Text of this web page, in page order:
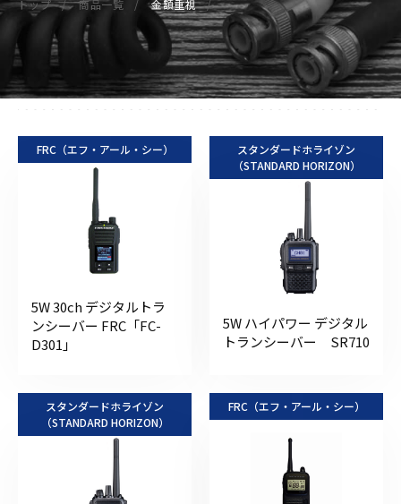
トップ 商品一覧 金額重視
FRC（エフ・アール・シー）
5W 30ch デジタルトラ
ンシーバー FRC「FC-
D301」
スタンダードホライゾン
（STANDARD HORIZON）
5W ハイパワー デジタル
トランシーバー SR710
スタンダードホライゾン
（STANDARD HORIZON）
FRC（エフ・アール・シー）